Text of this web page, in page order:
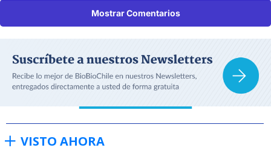
Mostrar Comentarios
VISTO AHORA